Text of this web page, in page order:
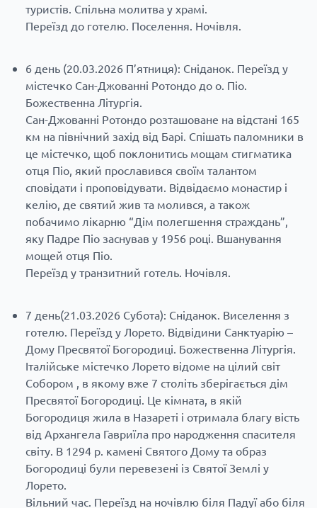
туристів. Спільна молитва у храмі.
Переїзд до готелю. Поселення. Ночівля.
6 день (20.03.2026 П’ятниця): Сніданок. Переїзд у
містечко Сан-Джованні Ротондо до о. Піо.
Божественна Літургія.
Сан-Джованні Ротондо розташоване на відстані 165
км на північний захід від Барі. Спішать паломники в
це містечко, щоб поклонитись мощам стигматика
отця Піо, який прославився своїм талантом
сповідати і проповідувати. Відвідаємо монастир і
келію, де святий жив та молився, а також
побачимо лікарню “Дім полегшення страждань”,
яку Падре Піо заснував у 1956 році. Вшанування
мощей отця Піо.
Переїзд у транзитний готель. Ночівля.
7 день(21.03.2026 Субота): Сніданок. Виселення з
готелю. Переїзд у Лорето. Відвідини Санктуарію –
Дому Пресвятої Богородиці. Божественна Літургія.
Італійське містечко Лорето відоме на цілий світ
Собором , в якому вже 7 століть зберігається дім
Пресвятої Богородиці. Це кімната, в якій
Богородиця жила в Назареті і отримала благу вість
від Архангела Гавриїла про народження спасителя
світу. В 1294 р. камені Святого Дому та образ
Богородиці були перевезені із Святої Землі у
Лорето.
Вільний час. Переїзд на ночівлю біля Падуї або біля